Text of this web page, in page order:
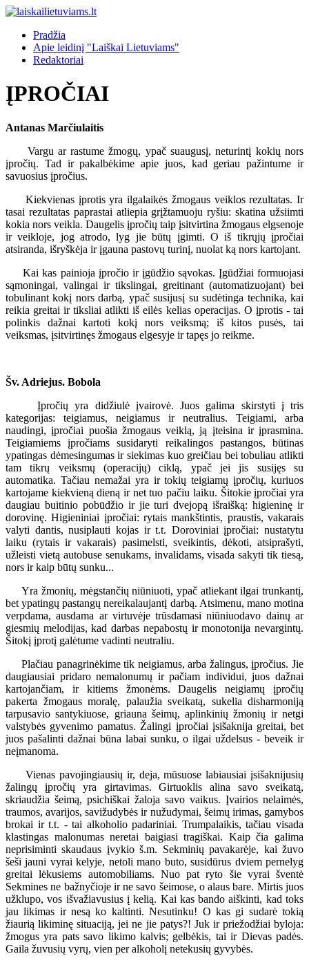
Pradžia
Apie leidinį "Laiškai Lietuviams"
Redaktoriai
ĮPROČIAI
Antanas Marčiulaitis
Vargu ar rastume žmogų, ypač suaugusį, neturintį kokių nors
įpročių. Tad ir pakalbėkime apie juos, kad geriau pažintume ir
savuosius įpročius.
Kiekvienas įprotis yra ilgalaikės žmogaus veiklos rezultatas. Ir
tasai rezultatas paprastai atliepia grįžtamuoju ryšiu: skatina užsiimti
kokia nors veikla. Daugelis įpročių taip įsitvirtina žmogaus elgsenoje
ir veikloje, jog atrodo, lyg jie būtų įgimti. O iš tikrųjų įpročiai
atsiranda, išryškėja ir įgauna pastovų turinį, nuolat ką nors kartojant.
Kai kas painioja įpročio ir įgūdžio sąvokas. Įgūdžiai formuojasi
sąmoningai, valingai ir tikslingai, greitinant (automatizuojant) bei
tobulinant kokį nors darbą, ypač susijusį su sudėtinga technika, kai
reikia greitai ir tiksliai atlikti iš eilės kelias operacijas. O įprotis - tai
polinkis dažnai kartoti kokį nors veiksmą; iš kitos pusės, tai
veiksmas, įsitvirtinęs žmogaus elgesyje ir tapęs jo reikme.
Šv. Adriejus. Bobola
Įpročių yra didžiulė įvairovė. Juos galima skirstyti į tris
kategorijas: teigiamus, neigiamus ir neutralius. Teigiami, arba
naudingi, įpročiai puošia žmogaus veiklą, ją įteisina ir įprasmina.
Teigiamiems įpročiams susidaryti reikalingos pastangos, būtinas
ypatingas dėmesingumas ir siekimas kuo greičiau bei tobuliau atlikti
tam tikrų veiksmų (operacijų) ciklą, ypač jei jis susijęs su
automatika. Tačiau nemažai yra ir tokių teigiamų įpročių, kuriuos
kartojame kiekvieną dieną ir net tuo pačiu laiku. Šitokie įpročiai yra
daugiau buitinio pobūdžio ir jie turi dvejopą išraišką: higieninę ir
dorovinę. Higieniniai įpročiai: rytais mankštintis, praustis, vakarais
valyti dantis, nusiplauti kojas ir t.t. Doroviniai įpročiai: nustatytu
laiku (rytais ir vakarais) pasimelsti, sveikintis, dėkoti, atsiprašyti,
užleisti vietą autobuse senukams, invalidams, visada sakyti tik tiesą,
nors ir kaip būtų sunku...
Yra žmonių, mėgstančių niūniuoti, ypač atliekant ilgai trunkantį,
bet ypatingų pastangų nereikalaujantį darbą. Atsimenu, mano motina
verpdama, ausdama ar virtuvėje trūsdamasi niūniuodavo dainų ar
giesmių melodijas, kad darbas nepabostų ir monotonija nevargintų.
Šitokį įprotį galėtume vadinti neutraliu.
Plačiau panagrinėkime tik neigiamus, arba žalingus, įpročius. Jie
daugiausiai pridaro nemalonumų ir pačiam individui, juos dažnai
kartojančiam, ir kitiems žmonėms. Daugelis neigiamų įpročių
pakerta žmogaus moralę, palaužia sveikatą, sukelia disharmoniją
tarpusavio santykiuose, griauna šeimų, aplinkinių žmonių ir netgi
valstybės gyvenimo pamatus. Žalingi įpročiai įsišaknija greitai, bet
juos pašalinti dažnai būna labai sunku, o ilgai uždelsus - beveik ir
neįmanoma.
Vienas pavojingiausių ir, deja, mūsuose labiausiai įsišaknijusių
žalingų įpročių yra girtavimas. Girtuoklis alina savo sveikatą,
skriaudžia šeimą, psichiškai žaloja savo vaikus. Įvairios nelaimės,
traumos, avarijos, savižudybės ir nužudymai, šeimų irimas, gamybos
brokai ir t.t. - tai alkoholio padariniai. Trumpalaikis, tačiau visada
klastingas malonumas neretai baigiasi tragiškai. Kaip čia galima
neprisiminti skaudaus įvykio š.m. Sekminių pavakarėje, kai žuvo
šeši jauni vyrai kelyje, netoli mano buto, susidūrus dviem pernelyg
greitai lėkusiems automobiliams. Nuo pat ryto šie vyrai šventė
Sekmines ne bažnyčioje ir ne savo šeimose, o alaus bare. Mirtis juos
užklupo, vos išvažiavusius į kelią. Kai kas bando aiškinti, kad toks
jau likimas ir nesą ko kaltinti. Nesutinku! O kas gi sudarė tokią
žiaurią likiminę situaciją, jei ne jie patys?! Juk ir priežodžiai byloja:
žmogus yra pats savo likimo kalvis; gelbėkis, tai ir Dievas padės.
Gaila žuvusių vyrų, vien per alkoholį netekusių gyvybės.